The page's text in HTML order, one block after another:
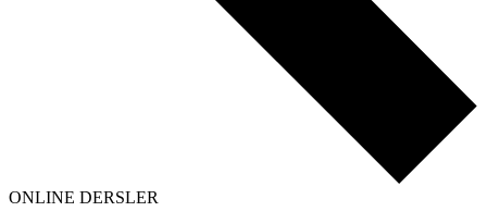
ONLINE DERSLER